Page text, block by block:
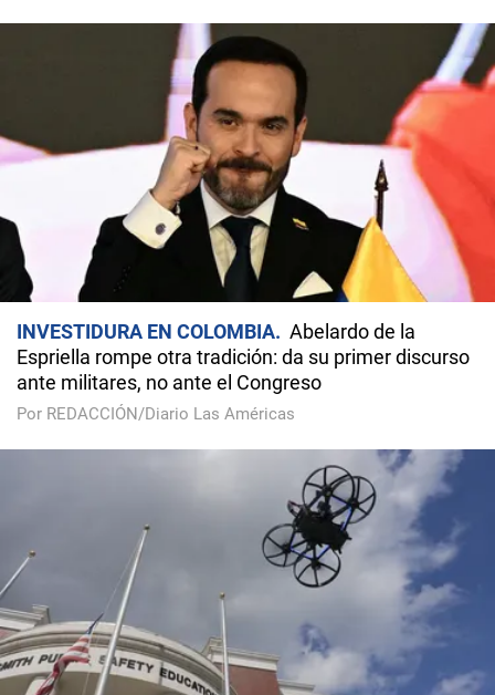
INVESTIDURA EN COLOMBIA
Abelardo de la
Espriella rompe otra tradición: da su primer discurso
ante militares, no ante el Congreso
Por REDACCIÓN/Diario Las Américas